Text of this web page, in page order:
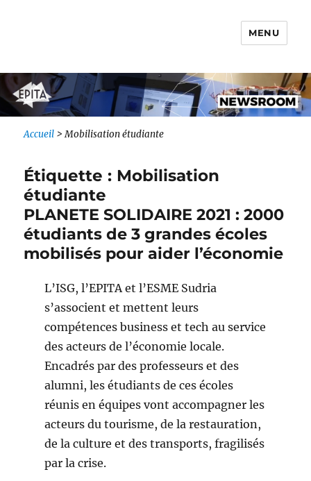
MENU
Accueil >Mobilisation étudiante
Étiquette : Mobilisation
étudiante
PLANETE SOLIDAIRE 2021 : 2000
étudiants de 3 grandes écoles
mobilisés pour aider l’économie
L’ISG, l’EPITA et l’ESME Sudria
s’associent et mettent leurs
compétences business et tech au service
des acteurs de l’économie locale.
Encadrés par des professeurs et des
alumni, les étudiants de ces écoles
réunis en équipes vont accompagner les
acteurs du tourisme, de la restauration,
de la culture et des transports, fragilisés
par la crise.